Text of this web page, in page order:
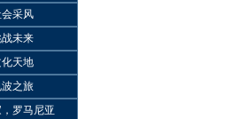
采风
未来
天地
之旅
罗马尼亚